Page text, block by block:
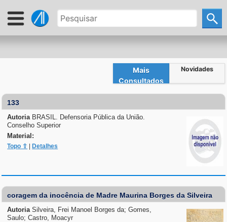
Mais
Consultados
Novidades
133
Autoria BRASIL. Defensoria Pública da União.
Conselho Superior
Material:
Topo ⇧ Detalhes
coragem da inocência de Madre Maurina Borges da Silveira
AutoriaSilveira, Frei Manoel Borges da; Gomes,
Saulo; Castro, Moacyr